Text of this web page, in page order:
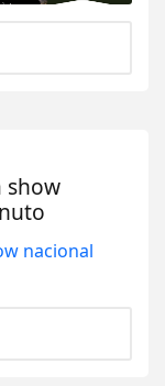
show